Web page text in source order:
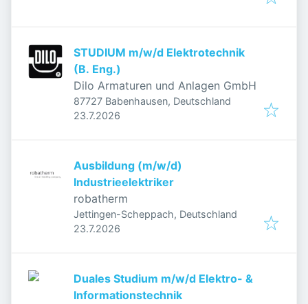
STUDIUM m/w/d Elektrotechnik
(B. Eng.)
Dilo Armaturen und Anlagen GmbH
87727 Babenhausen, Deutschland
Veröffentlicht
23.7.2026
Ausbildung (m/w/d)
Industrieelektriker
robatherm
Jettingen-Scheppach, Deutschland
Veröffentlicht
23.7.2026
Duales Studium m/w/d Elektro- &
Informationstechnik